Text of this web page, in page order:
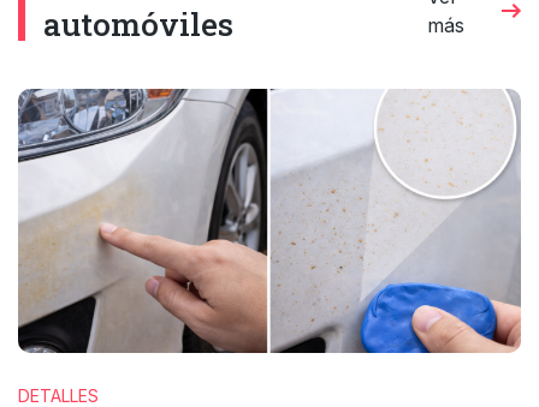
automóviles
más
DETALLES